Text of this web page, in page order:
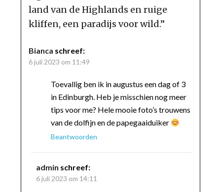
land van de Highlands en ruige
kliffen, een paradijs voor wild.”
Bianca schreef:
6 juli 2023 om 11:49
Toevallig ben ik in augustus een dag of 3
in Edinburgh. Heb je misschien nog meer
tips voor me? Hele mooie foto’s trouwens
van de dolfijn en de papegaaiduiker
Beantwoorden
admin schreef:
6 juli 2023 om 14:11